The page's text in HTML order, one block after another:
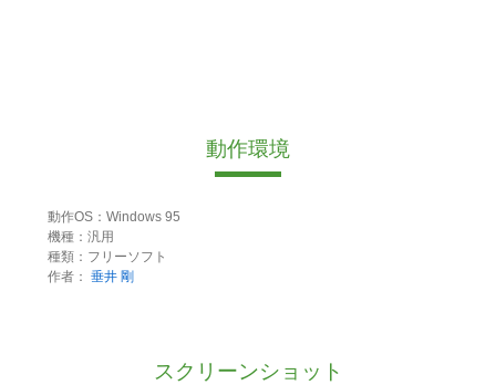
動作環境
動作OS：Windows 95
機種：汎用
種類：フリーソフト
作者： 垂井 剛
スクリーンショット